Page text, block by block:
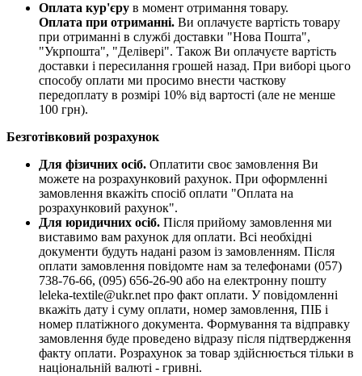
Оплата кур'єру в момент отримання товару.
Оплата при отриманні. Ви оплачуєте вартість товару
при отриманні в службі доставки "Нова Пошта",
"Укрпошта", "Делівері". Також Ви оплачуєте вартість
доставки і пересилання грошей назад. При виборі цього
способу оплати ми просимо внести часткову
передоплату в розмірі 10% від вартості (але не менше
100 грн).
Безготівковий розрахунок
Для фізичних осіб. Оплатити своє замовлення Ви
можете на розрахунковий рахунок. При оформленні
замовлення вкажіть спосіб оплати "Оплата на
розрахунковий рахунок".
Для юридичних осіб. Після прийому замовлення ми
виставимо вам рахунок для оплати. Всі необхідні
документи будуть надані разом із замовленням. Після
оплати замовлення повідомте нам за телефонами (057)
738-76-66, (095) 656-26-90 або на електронну пошту
leleka-textile@ukr.net про факт оплати. У повідомленні
вкажіть дату і суму оплати, номер замовлення, ПІБ і
номер платіжного документа. Формування та відправку
замовлення буде проведено відразу після підтвердження
факту оплати. Розрахунок за товар здійснюється тільки в
національній валюті - гривні.